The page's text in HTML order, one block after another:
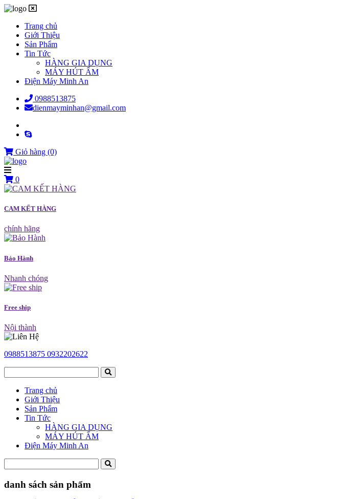
Trang chủ
Giới Thiệu
Sản Phẩm
Tin Tức
HÀNG GIA DỤNG
MÁY HÚT ẨM
Điện Máy Minh An
0988513875
dienmayminhan@gmail.com
Giỏ hàng (0)
0
CAM KẾT HÀNG
chính hãng
Bảo Hành
Nhanh chóng
Free ship
Nội thành
0988513875 0932202622
Trang chủ
Giới Thiệu
Sản Phẩm
Tin Tức
HÀNG GIA DỤNG
MÁY HÚT ẨM
Điện Máy Minh An
danh sách sản phẩm